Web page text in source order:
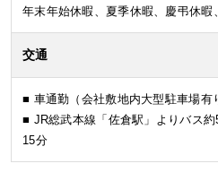
年末年始休暇、夏季休暇、慶弔休暇
交通
■ 車通勤（会社敷地内大型駐車場有
■ JR総武本線「佐倉駅」よりバス
15分